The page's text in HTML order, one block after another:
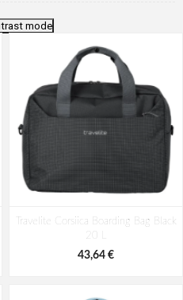
mode
Travelite Corsiica Boarding Bag Black
20 L
43,64 €